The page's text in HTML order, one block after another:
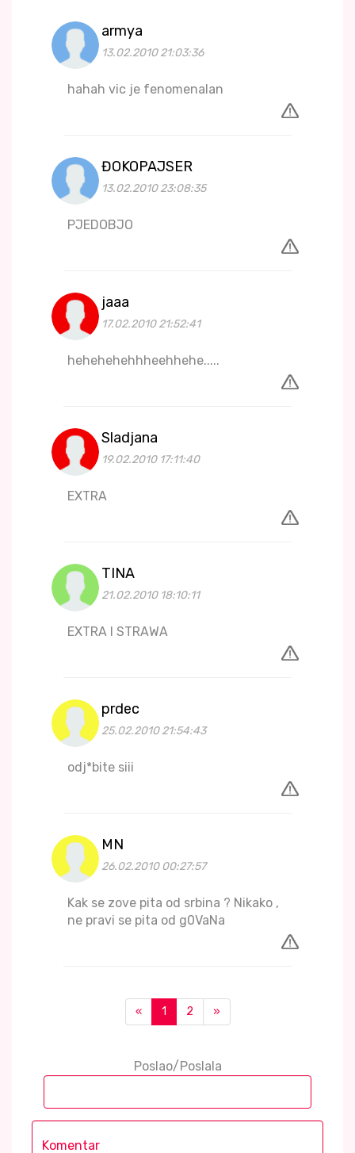
armya
13.02.2010 21:03:36
hahah vic je fenomenalan
ĐOKOPAJSER
13.02.2010 23:08:35
PJEDOBJO
jaaa
17.02.2010 21:52:41
hehehehehhheehhehe.....
Sladjana
19.02.2010 17:11:40
EXTRA
TINA
21.02.2010 18:10:11
EXTRA I STRAWA
prdec
25.02.2010 21:54:43
odj*bite siii
MN
26.02.2010 00:27:57
Kak se zove pita od srbina ? Nikako ,
ne pravi se pita od g0VaNa
« 1 2 »
Poslao/Poslala